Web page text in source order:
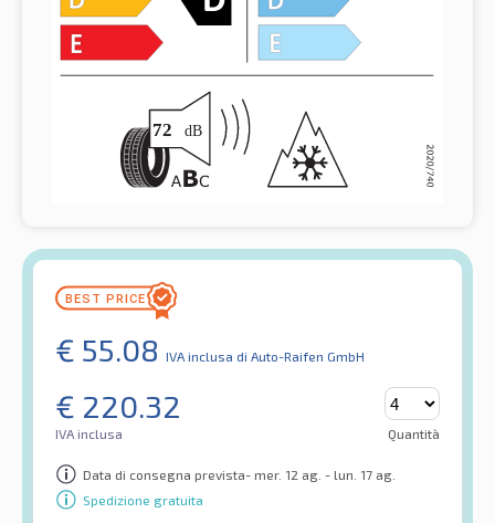
€ 55.08 IVA inclusa di Auto-Raifen GmbH
€ 220.32
IVA inclusa Quantità
Data di consegna prevista- mer. 12 ag. - lun. 17 ag.
Spedizione gratuita